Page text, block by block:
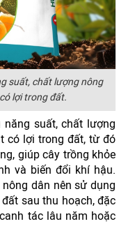
suất, chất lượng nông
lợi trong đất.
suất, chất lượng
có lợi trong đất, từ đó
giúp cây trồng khỏe
và biến đổi khí hậu.
dân nên sử dụng
sau thu hoạch, đặc
tác lâu năm hoặc